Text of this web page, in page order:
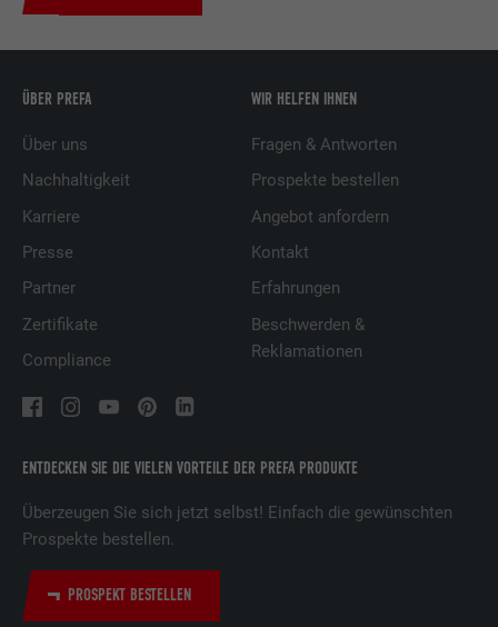
ENTDECKEN SIE DIE VIELEN VORTEILE DER PREFA PRODUKTE
Überzeugen Sie sich jetzt selbst! Einfach die gewünschten
Prospekte bestellen.
PROSPEKT BESTELLEN
ÜBER PREFA
Über uns
Nachhaltigkeit
Karriere
Presse
Partner
Zertifikate
Compliance
WIR HELFEN IHNEN
Fragen & Antworten
Prospekte bestellen
Angebot anfordern
Kontakt
Erfahrungen
Beschwerden &
Reklamationen